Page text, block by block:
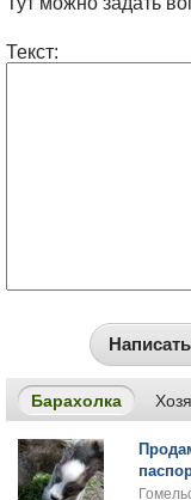
Текст:
Написать
Барахолка